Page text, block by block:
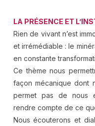
LA PRÉSENCE ET
Rien de vivant n’est
et irrémédiable : le
en constante
Ce thème nous
façon mécanique dont
permet pas de nous
rendre compte de ce
Nous écouterons et